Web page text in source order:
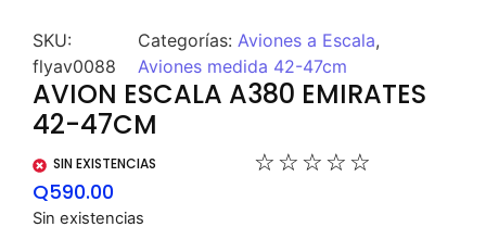
SKU:
flyav0088
Categorías: Aviones a Escala,
Aviones medida 42-47cm
AVION ESCALA A380 EMIRATES
42-47CM
SIN EXISTENCIAS ☆ ☆ ☆ ☆ ☆
Q590.00
Sin existencias